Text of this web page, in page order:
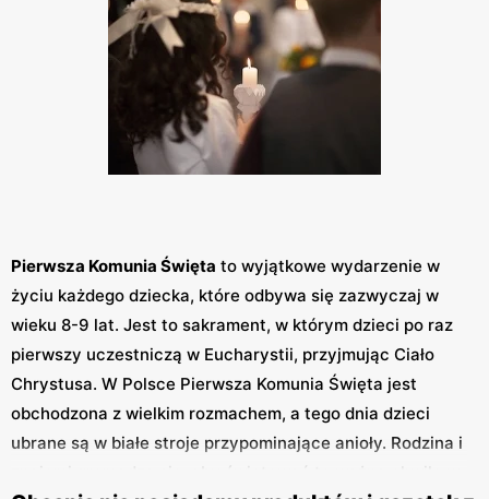
Pierwsza Komunia Święta to wyjątkowe wydarzenie w
życiu każdego dziecka, które odbywa się zazwyczaj w
wieku 8-9 lat. Jest to sakrament, w którym dzieci po raz
pierwszy uczestniczą w Eucharystii, przyjmując Ciało
Chrystusa. W Polsce Pierwsza Komunia Święta jest
obchodzona z wielkim rozmachem, a tego dnia dzieci
ubrane są w białe stroje przypominające anioły. Rodzina i